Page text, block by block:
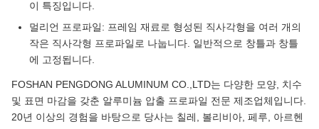
PD / 펭동
자
격
ISO9001 ISO14001
이 특징입니다.
멀리언 프로파일: 프레임 재료로 형성된 직사각형을 여러 개의
작은 직사각형 프로파일로 나눕니다. 일반적으로 창틀과 창틀
에 고정됩니다.
FOSHAN PENGDONG ALUMINUM CO.,LTD는 다양한 모양, 치수
및 표면 마감을 갖춘 알루미늄 압출 프로파일 전문 제조업체입니다.
20년 이상의 경험을 바탕으로 당사는 칠레, 볼리비아, 페루, 아르헨